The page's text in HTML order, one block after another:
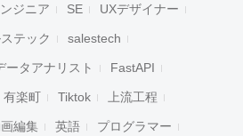
ジニア SE UXデザイナー
テック salestech
ータアナリスト FastAPI
有楽町 Tiktok 上流工程
編集 英語 プログラマー